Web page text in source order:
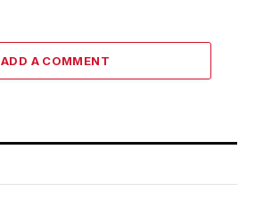
ADD A COMMENT